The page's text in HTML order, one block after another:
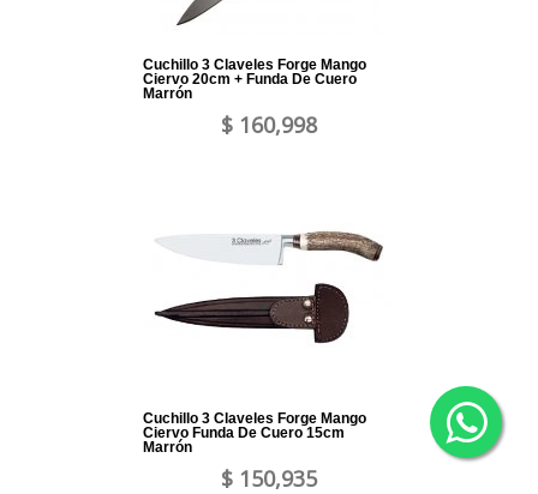
Cuchillo 3 Claveles Forge Mango
Ciervo 20cm + Funda De Cuero
Marrón
$ 160,998
Cuchillo 3 Claveles Forge Mango
Ciervo Funda De Cuero 15cm
Marrón
$ 150,935